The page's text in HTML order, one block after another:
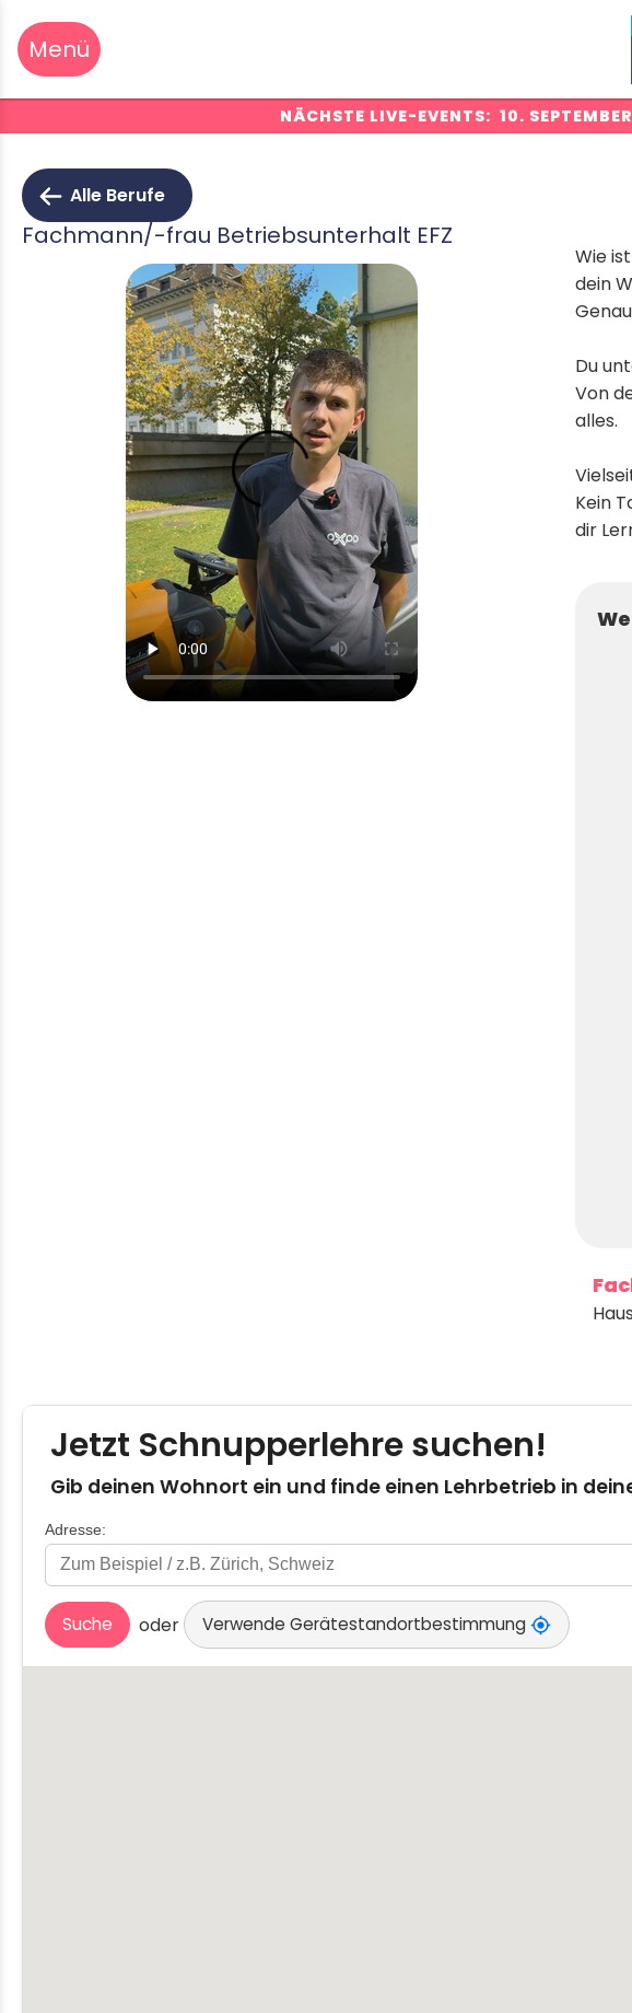
NÄCHSTE LIVE-EVENTS: 10.
Alle Berufe
Fachmann/-frau Betriebsunterhalt EFZ
Wie
dein
Du
Von
alles.
Kein
dir
Gib deinen Wohnort ein und finde einen Lehrbetrieb in
Adresse:
Suche oder Verwende Gerätestandortbestimmung my_location